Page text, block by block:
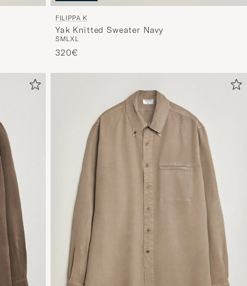
FILIPPA K
Yak Knitted Sweater Navy
SMLXL
320€